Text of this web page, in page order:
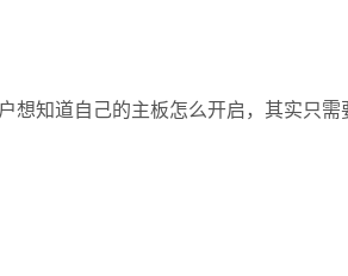
知道自己的主板怎么开启，其实只需